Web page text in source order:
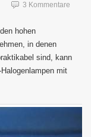
3 Kommentare
hohen
in denen
sind, kann
mit